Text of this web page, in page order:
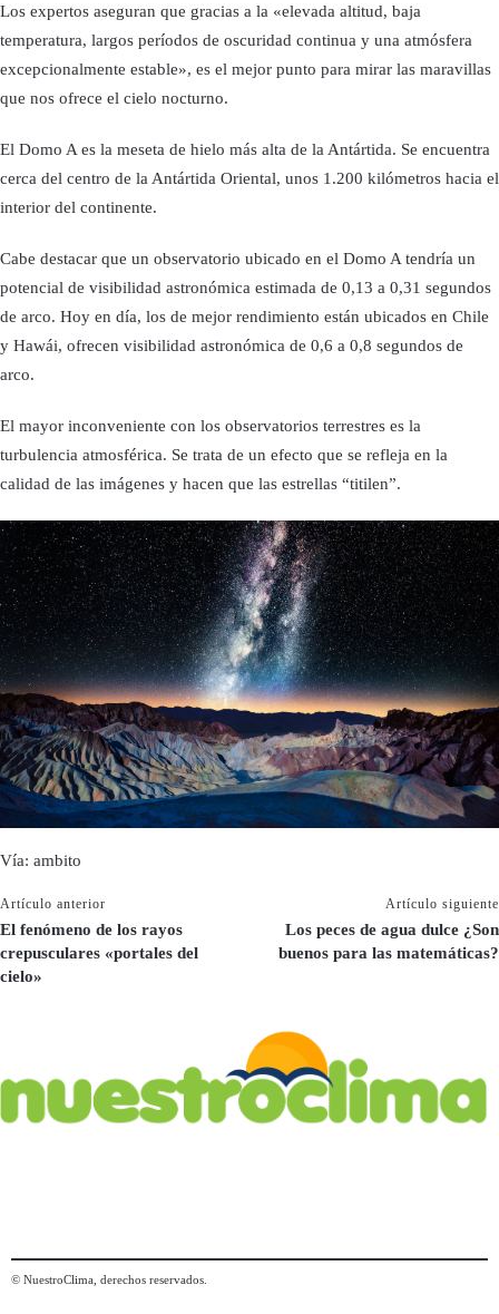
Los expertos aseguran que gracias a la «elevada altitud, baja
temperatura, largos períodos de oscuridad continua y una atmósfera
excepcionalmente estable», es el mejor punto para mirar las maravillas
que nos ofrece el cielo nocturno.
El Domo A es la meseta de hielo más alta de la Antártida. Se encuentra
cerca del centro de la Antártida Oriental, unos 1.200 kilómetros hacia el
interior del continente.
Cabe destacar que un observatorio ubicado en el Domo A tendría un
potencial de visibilidad astronómica estimada de 0,13 a 0,31 segundos
de arco. Hoy en día, los de mejor rendimiento están ubicados en Chile
y Hawái, ofrecen visibilidad astronómica de 0,6 a 0,8 segundos de
arco.
El mayor inconveniente con los observatorios terrestres es la
turbulencia atmosférica. Se trata de un efecto que se refleja en la
calidad de las imágenes y hacen que las estrellas “titilen”.
Vía: ambito
Artículo anterior
El fenómeno de los rayos
crepusculares «portales del
cielo»
Artículo siguiente
Los peces de agua dulce ¿Son
buenos para las matemáticas?
© NuestroClima, derechos reservados.